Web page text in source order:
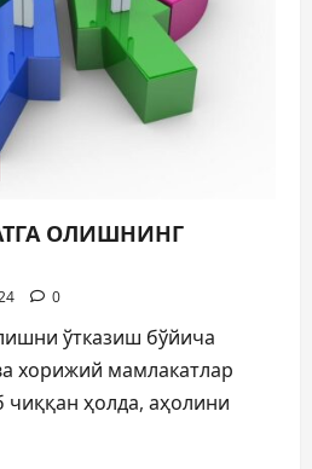
ОЛИШНИНГ
0
ўтказиш бўйича
хорижий мамлакатлар
ҳолда, аҳолини